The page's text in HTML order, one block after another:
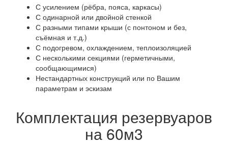
С усилением (рёбра, пояса, каркасы)
С одинарной или двойной стенкой
С разными типами крыши (с понтоном и без,
съёмная и т.д.)
С подогревом, охлаждением, теплоизоляцией
С несколькими секциями (герметичными,
сообщающимися)
Нестандартных конструкций или по Вашим
параметрам и эскизам
Комплектация резервуаров
на 60м3